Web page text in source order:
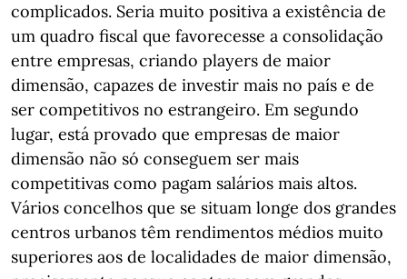
complicados. Seria muito positiva a existência de
um quadro fiscal que favorecesse a consolidação
entre empresas, criando players de maior
dimensão, capazes de investir mais no país e de
ser competitivos no estrangeiro. Em segundo
lugar, está provado que empresas de maior
dimensão não só conseguem ser mais
competitivas como pagam salários mais altos.
Vários concelhos que se situam longe dos grandes
centros urbanos têm rendimentos médios muito
superiores aos de localidades de maior dimensão,